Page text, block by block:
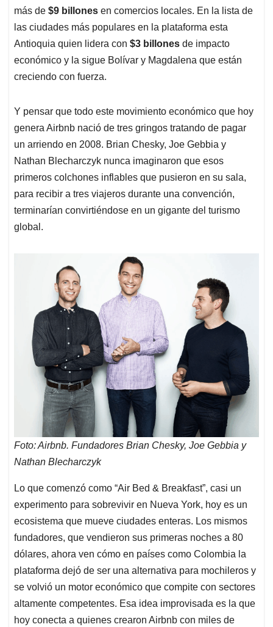
más de $9 billones en comercios locales. En la lista de
las ciudades más populares en la plataforma esta
Antioquia quien lidera con $3 billones de impacto
económico y la sigue Bolívar y Magdalena que están
creciendo con fuerza.
Y pensar que todo este movimiento económico que hoy
genera Airbnb nació de tres gringos tratando de pagar
un arriendo en 2008. Brian Chesky, Joe Gebbia y
Nathan Blecharczyk nunca imaginaron que esos
primeros colchones inflables que pusieron en su sala,
para recibir a tres viajeros durante una convención,
terminarían convirtiéndose en un gigante del turismo
global.
Foto: Airbnb. Fundadores Brian Chesky, Joe Gebbia y
Nathan Blecharczyk
Lo que comenzó como “Air Bed & Breakfast”, casi un
experimento para sobrevivir en Nueva York, hoy es un
ecosistema que mueve ciudades enteras. Los mismos
fundadores, que vendieron sus primeras noches a 80
dólares, ahora ven cómo en países como Colombia la
plataforma dejó de ser una alternativa para mochileros y
se volvió un motor económico que compite con sectores
altamente competentes. Esa idea improvisada es la que
hoy conecta a quienes crearon Airbnb con miles de